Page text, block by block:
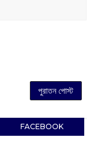
পুরাতন পোস্ট
FACEBOOK